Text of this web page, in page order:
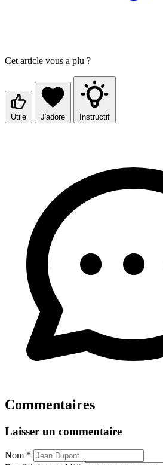
Cet article vous a plu ?
Utile J'adore Instructif
Commentaires
Laisser un commentaire
Nom *